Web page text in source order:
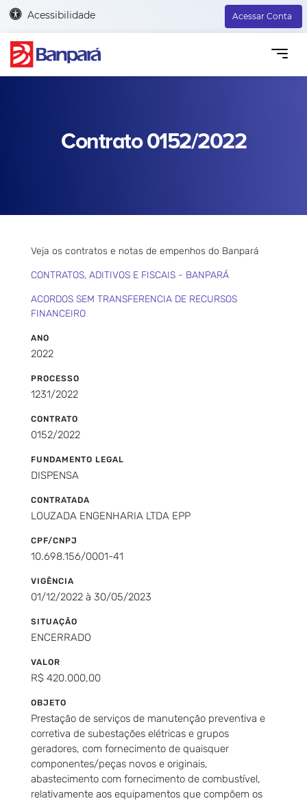
Acessibilidade Acessar Conta
Contrato 0152/2022
Veja os contratos e notas de empenhos do Banpará
CONTRATOS, ADITIVOS E FISCAIS - BANPARÁ
ACORDOS SEM TRANSFERENCIA DE RECURSOS
FINANCEIRO
ANO
2022
PROCESSO
1231/2022
CONTRATO
0152/2022
FUNDAMENTO LEGAL
DISPENSA
CONTRATADA
LOUZADA ENGENHARIA LTDA EPP
CPF/CNPJ
10.698.156/0001-41
VIGÊNCIA
01/12/2022 à 30/05/2023
SITUAÇÃO
ENCERRADO
VALOR
R$ 420.000,00
OBJETO
Prestação de serviços de manutenção preventiva e
corretiva de subestações elétricas e grupos
geradores, com fornecimento de quaisquer
componentes/peças novos e originais,
abastecimento com fornecimento de combustível,
relativamente aos equipamentos que compõem os